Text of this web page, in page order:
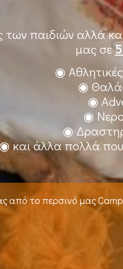
των παιδιών αλλά
μας σε
◉
◉
◉
◉
◉
◉ και άλλα πολλά
από το περσινό μας